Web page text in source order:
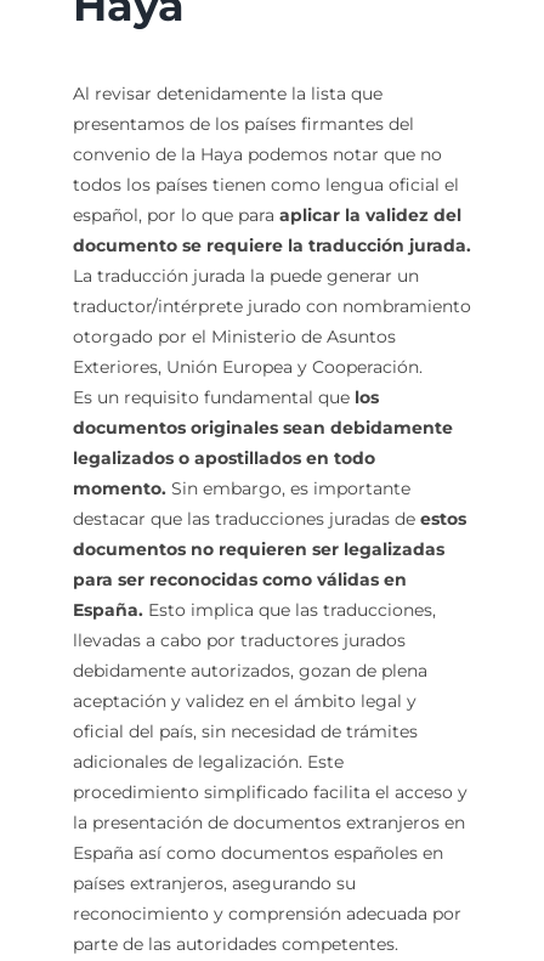
Al revisar detenidamente la lista que
presentamos de los países firmantes del
convenio de la Haya podemos notar que no
todos los países tienen como lengua oficial el
español, por lo que para aplicar la validez del
documento se requiere la traducción jurada.
La traducción jurada la puede generar un
traductor/intérprete jurado con nombramiento
otorgado por el Ministerio de Asuntos
Exteriores, Unión Europea y Cooperación.
Es un requisito fundamental que los
documentos originales sean debidamente
legalizados o apostillados en todo
momento.Sin embargo, es importante
destacar que las traducciones juradas de estos
documentos no requieren ser legalizadas
para ser reconocidas como válidas en
España.Esto implica que las traducciones,
llevadas a cabo por traductores jurados
debidamente autorizados, gozan de plena
aceptación y validez en el ámbito legal y
oficial del país, sin necesidad de trámites
adicionales de legalización. Este
procedimiento simplificado facilita el acceso y
la presentación de documentos extranjeros en
España así como documentos españoles en
países extranjeros, asegurando su
reconocimiento y comprensión adecuada por
parte de las autoridades competentes.